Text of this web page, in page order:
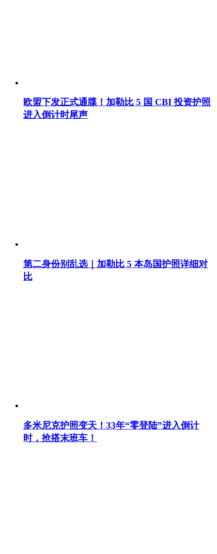
欧盟下发正式通牒！加勒比 5 国 CBI 投资护照
进入倒计时尾声
第二身份别乱选｜加勒比 5 本岛国护照详细对
比
多米尼克护照变天！33年“零登陆”进入倒计
时，抢搭末班车！